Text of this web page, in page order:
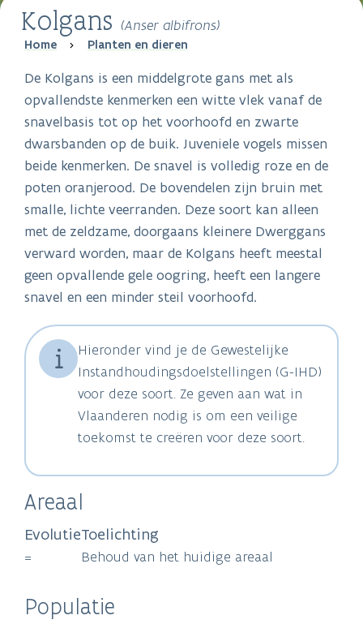
Kolgans (Anser albifrons)
Breadcrumb
Home Planten en dieren
De Kolgans is een middelgrote gans met als
opvallendste kenmerken een witte vlek vanaf de
snavelbasis tot op het voorhoofd en zwarte
dwarsbanden op de buik. Juveniele vogels missen
beide kenmerken. De snavel is volledig roze en de
poten oranjerood. De bovendelen zijn bruin met
smalle, lichte veerranden. Deze soort kan alleen
met de zeldzame, doorgaans kleinere Dwerggans
verward worden, maar de Kolgans heeft meestal
geen opvallende gele oogring, heeft een langere
snavel en een minder steil voorhoofd.
Hieronder vind je de Gewestelijke
Instandhoudingsdoelstellingen (G-IHD)
voor deze soort. Ze geven aan wat in
Vlaanderen nodig is om een veilige
toekomst te creëren voor deze soort.
Areaal
Evolutie
=
Toelichting
Behoud van het huidige areaal
Populatie